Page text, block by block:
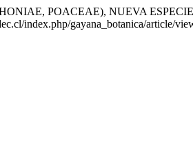
POACEAE), NUEVA
index.php/gayana_botanica/article/